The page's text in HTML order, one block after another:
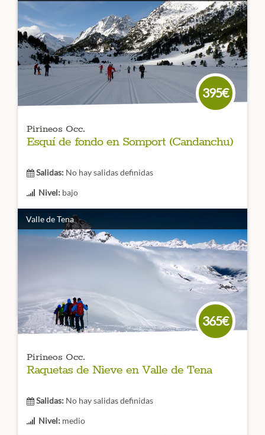
Un entorno mágico en Huesca para disfrutar de un
divertido viaje de esquí de fondo, tanto si te inicias como
si ya eres todo un experto.
CÓDIGO VIAJE: 002EES
395€
Pirineos Occ.
Esquí de fondo en Somport (Candanchu)
Salidas: No hay salidas definidas
Nivel: bajo
Duración:
Una estación con gran tradición y sin duda una de las
los Pirineos. Ideal para empezar a esquiar
y disfrutar de este deporte de nieve conpistas de varias
CÓDIGO VIAJE: 003EES
Valle de Tena
365€
Pirineos Occ.
Raquetas de Nieve en Valle de Tena
Salidas: No hay salidas definidas
Nivel: medio